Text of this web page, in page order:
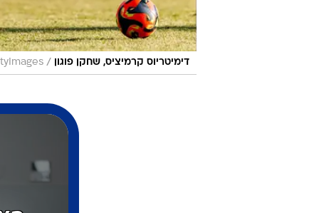
דימיטריוס קרמיציס, שחקן פוגון /